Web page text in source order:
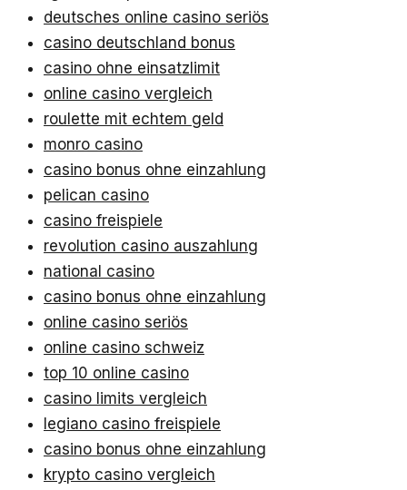
deutsches online casino seriös
casino deutschland bonus
casino ohne einsatzlimit
online casino vergleich
roulette mit echtem geld
monro casino
casino bonus ohne einzahlung
pelican casino
casino freispiele
revolution casino auszahlung
national casino
casino bonus ohne einzahlung
online casino seriös
online casino schweiz
top 10 online casino
casino limits vergleich
legiano casino freispiele
casino bonus ohne einzahlung
krypto casino vergleich